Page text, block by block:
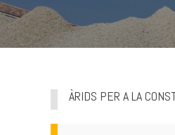
ÀRIDS PER A LA